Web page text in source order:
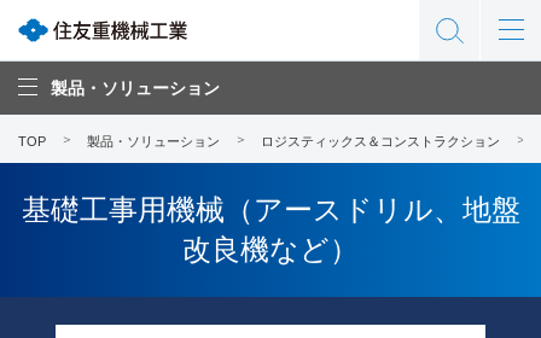
製品・ソリューション
TOP 製品・ソリューション ロジスティックス＆コンストラクション
基礎工事用機械（アースドリル、地盤
改良機など）